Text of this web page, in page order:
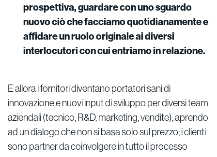
prospettiva, guardare con uno sguardo
nuovo ciò che facciamo quotidianamente e
affidare un ruolo originale ai diversi
interlocutori con cui entriamo in relazione.
E allora i fornitori diventano portatori sani di
innovazione e nuovi input di sviluppo per diversi team
aziendali (tecnico, R&D, marketing, vendite), aprendo
ad un dialogo che non si basa solo sul prezzo; i clienti
sono partner da coinvolgere in tutto il processo